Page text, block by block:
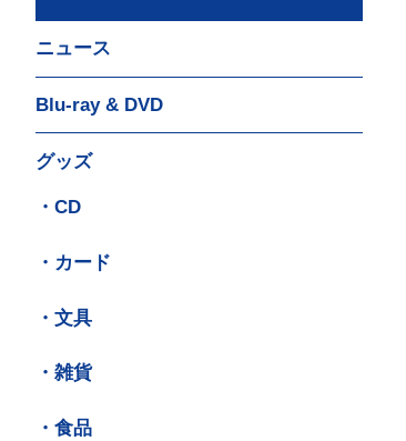
ニュース
Blu-ray & DVD
グッズ
・CD
・カード
・文具
・雑貨
・食品